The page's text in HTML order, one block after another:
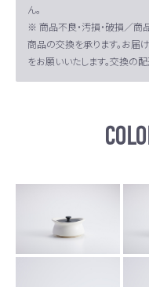
ん。
※ 商品不良・汚損・破損／商
商品の交換を承ります。お届
をお願いいたします。交換の